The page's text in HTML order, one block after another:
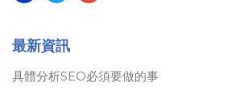
最新資訊
具體分析SEO必須要做的事